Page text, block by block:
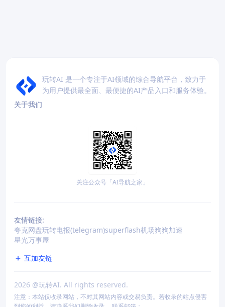
玩转AI 是一个专注于AI领域的综合导航平台，致力于
为用户提供最全面、最便捷的AI产品入口和服务体验。
关于我们
关注公众号「AI导航之家」
友情链接:
夸克网盘玩转电报(telegram)superflash机场狗狗加速
星光万事屋
互加友链
2026 @玩转AI. All rights reserved.
注意：本站仅收录网站，不对其网站内容或交易负责。若收录的站点侵害